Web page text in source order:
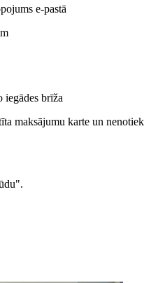
e-pastā
iegādes brīža
maksājumu karte un nenotiek